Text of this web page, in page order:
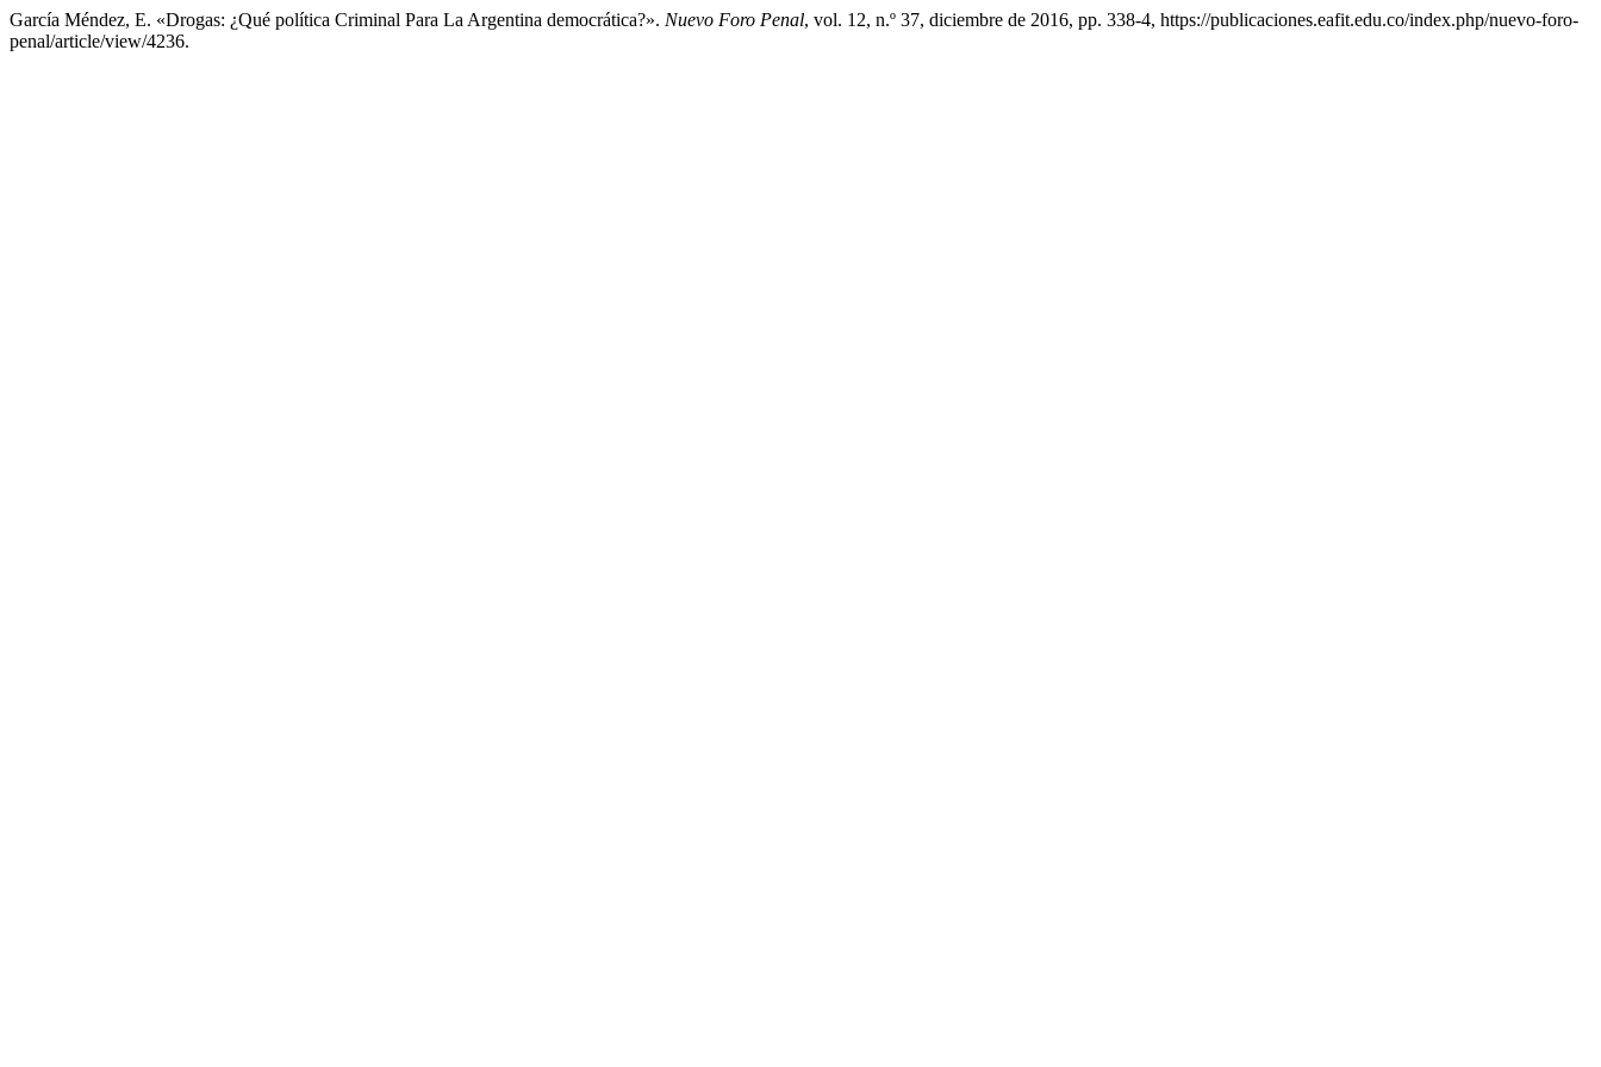
García Méndez, E. «Drogas: ¿Qué política Criminal Para La Argentina democrática?». Nuevo Foro Penal, vol. 12, n.º 37, diciembre de 2016, pp. 338-4, https://publicaciones.eafit.edu.co/index.php/nuevo-foro-
penal/article/view/4236.